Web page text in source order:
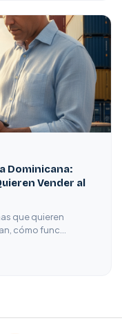
Dominicana:
Vender al
que quieren
cómo func…